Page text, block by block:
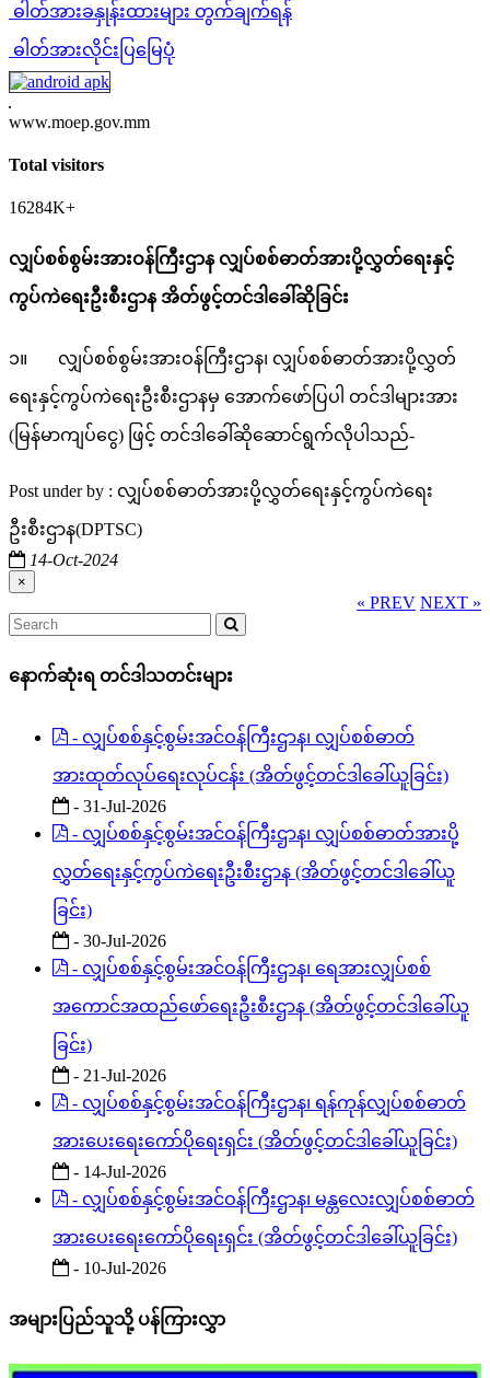
ဓါတ်အားခနှုန်းထားများ တွက်ချက်ရန်
ဓါတ်အားလိုင်းပြမြေပုံ
www.moep.gov.mm
Total visitors
16284K+
လျှပ်စစ်စွမ်းအားဝန်ကြီးဌာန လျှပ်စစ်ဓာတ်အားပို့လွှတ်ရေးနှင့်
ကွပ်ကဲရေးဦးစီးဌာန အိတ်ဖွင့်တင်ဒါခေါ်ဆိုခြင်း
၁။ လျှပ်စစ်စွမ်းအားဝန်ကြီးဌာန၊ လျှပ်စစ်ဓာတ်အားပို့လွှတ်
ရေးနှင့်ကွပ်ကဲရေးဦးစီးဌာနမှ အောက်ဖော်ပြပါ တင်ဒါများအား
(မြန်မာကျပ်ငွေ) ဖြင့် တင်ဒါခေါ်ဆိုဆောင်ရွက်လိုပါသည်-
Post under by : လျှပ်စစ်ဓာတ်အားပို့လွှတ်ရေးနှင့်ကွပ်ကဲရေး
ဦးစီးဌာန(DPTSC)
14-Oct-2024
×
« PREV NEXT »
နောက်ဆုံးရ တင်ဒါသတင်းများ
- လျှပ်စစ်နှင့်စွမ်းအင်ဝန်ကြီးဌာန၊ လျှပ်စစ်ဓာတ်
အားထုတ်လုပ်ရေးလုပ်ငန်း (အိတ်ဖွင့်တင်ဒါခေါ်ယူခြင်း)
- 31-Jul-2026
- လျှပ်စစ်နှင့်စွမ်းအင်ဝန်ကြီးဌာန၊ လျှပ်စစ်ဓာတ်အားပို့
လွှတ်ရေးနှင့်ကွပ်ကဲရေးဦးစီးဌာန (အိတ်ဖွင့်တင်ဒါခေါ်ယူ
ခြင်း)
- 30-Jul-2026
- လျှပ်စစ်နှင့်စွမ်းအင်ဝန်ကြီးဌာန၊ ရေအားလျှပ်စစ်
အကောင်အထည်ဖော်ရေးဦးစီးဌာန (အိတ်ဖွင့်တင်ဒါခေါ်ယူ
ခြင်း)
- 21-Jul-2026
- လျှပ်စစ်နှင့်စွမ်းအင်ဝန်ကြီးဌာန၊ ရန်ကုန်လျှပ်စစ်ဓာတ်
အားပေးရေးကော်ပိုရေးရှင်း (အိတ်ဖွင့်တင်ဒါခေါ်ယူခြင်း)
- 14-Jul-2026
- လျှပ်စစ်နှင့်စွမ်းအင်ဝန်ကြီးဌာန၊ မန္တလေးလျှပ်စစ်ဓာတ်
အားပေးရေးကော်ပိုရေးရှင်း (အိတ်ဖွင့်တင်ဒါခေါ်ယူခြင်း)
- 10-Jul-2026
အများပြည်သူသို့ ပန်ကြားလွှာ